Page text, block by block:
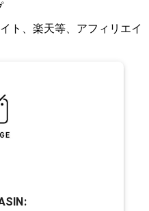
ト、楽天等、アフィリエイ